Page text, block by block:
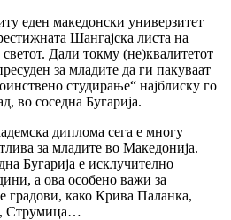
еден македонски универзитет
Шангајска листа на
Дали токму (не)квалитетот
за младите да ги пакуваат
студирање“ најблиску го
во соседна Бугарија.
диплома сега е многу
за младите во Македонија.
Бугарија е исклучително
а ова особено важи за
градови, како Крива Паланка,
Струмица…